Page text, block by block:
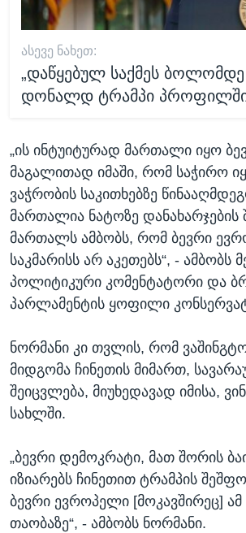
ᲐᲡᲔᲕᲔ ᲜᲐᲮᲔᲗ:
„დაწყებულ საქმეს ბოლომდე
დონალდ ტრამპი
„ის ინტუიტურად მართალი იყო
მაგალითად იმაში, რომ საჭირო
ვაჭრობის საკითხებზე
მართალია ნატოზე დანახარჯების
მართალს ამბობს, რომ ბევრი
საკმარისს არ აკეთებს“, - ამბობს
პოლიტიკური კომენტატორი და
პარლამენტის ყოფილი
ნორმანი კი თვლის, რომ
მიდგომა ჩინეთის მიმართ,
შეიცვლება, მიუხედავად იმისა,
სახლში.
„ბევრი დემოკრატი, მათ შორის
იზიარებს ჩინეთით ტრამპის
ბევრი ევროპელი [მოკავშირეც] ამ
თაობაზე“, - ამბობს ნორმანი.